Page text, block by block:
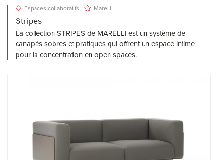
Espaces collaboratifs Marelli
Stripes
La collection STRIPES de MARELLI est un système de
canapés sobres et pratiques qui offrent un espace intime
pour la concentration en open spaces.